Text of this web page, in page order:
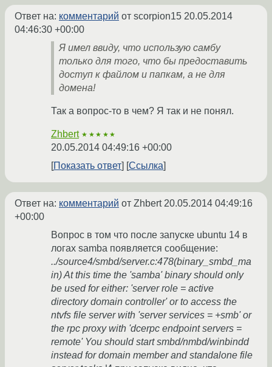
Ответ на: комментарий от scorpion15 20.05.2014
04:46:30 +00:00
Я имел ввиду, что использую самбу
только для того, что бы предоставить
доступ к файлом и папкам, а не для
домена!
Так а вопрос-то в чем? Я так и не понял.
Zhbert ★★★★★
20.05.2014 04:49:16 +00:00
Показать ответ
Ссылка
Ответ на: комментарий от Zhbert20.05.2014 04:49:16
+00:00
Вопрос в том что после запуске ubuntu 14 в
логах samba появляется сообщение:
../source4/smbd/server.c:478(binary_smbd_ma
in) At this time the 'samba' binary should only
be used for either: 'server role = active
directory domain controller' or to access the
ntvfs file server with 'server services = +smb' or
the rpc proxy with 'dcerpc endpoint servers =
remote' You should start smbd/nmbd/winbindd
instead for domain member and standalone file